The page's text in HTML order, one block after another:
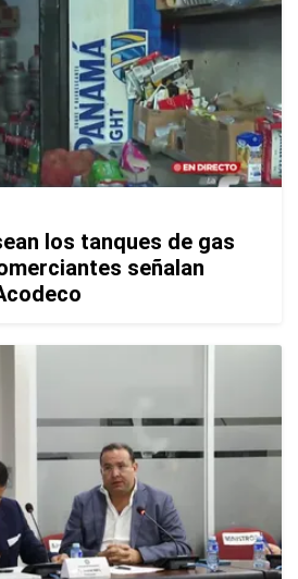
los tanques de gas
señalan